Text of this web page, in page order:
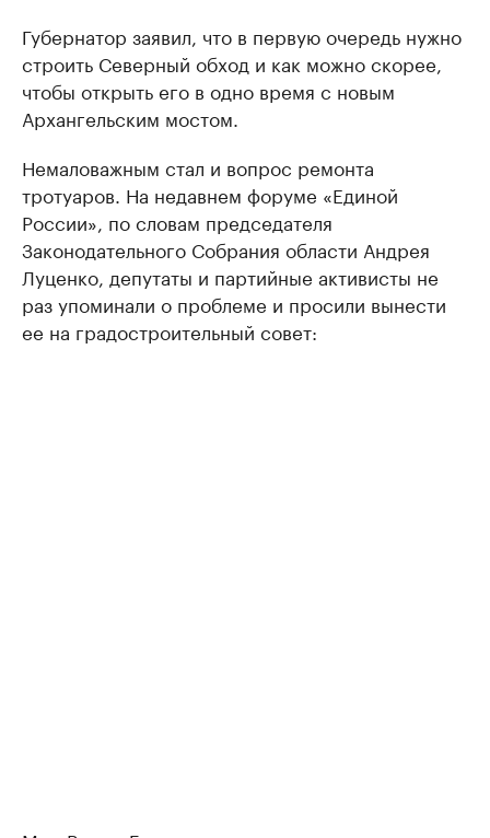
Губернатор заявил, что в первую очередь нужно
строить Северный обход и как можно скорее,
чтобы открыть его в одно время с новым
Архангельским мостом.
Немаловажным стал и вопрос ремонта
тротуаров. На недавнем форуме «Единой
России», по словам председателя
Законодательного Собрания области Андрея
Луценко, депутаты и партийные активисты не
раз упоминали о проблеме и просили вынести
ее на градостроительный совет: